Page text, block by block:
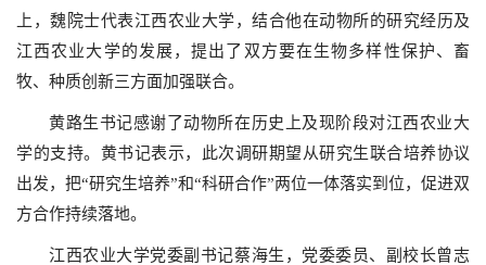
上，魏院士代表江西农业大学，结合他在动物所的研究经历及
江西农业大学的发展，提出了双方要在生物多样性保护、畜
牧、种质创新三方面加强联合。
黄路生书记感谢了动物所在历史上及现阶段对江西农业大
学的支持。黄书记表示，此次调研期望从研究生联合培养协议
出发，把“研究生培养”和“科研合作”两位一体落实到位，促进双
方合作持续落地。
江西农业大学党委副书记蔡海生，党委委员、副校长曾志